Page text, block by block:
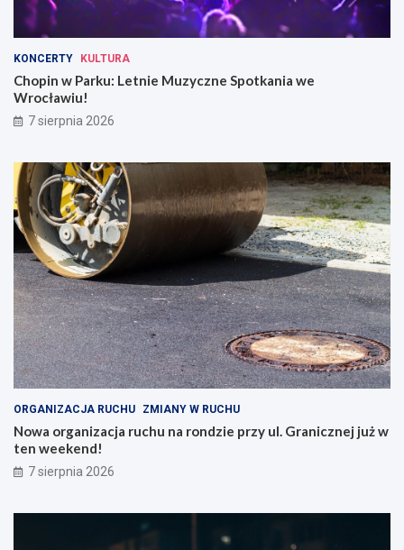
KONCERTY KULTURA
Chopin w Parku: Letnie Muzyczne Spotkania we
Wrocławiu!
7 sierpnia 2026
ORGANIZACJA RUCHU ZMIANY W RUCHU
Nowa organizacja ruchu na rondzie przy ul. Granicznej już w
ten weekend!
7 sierpnia 2026